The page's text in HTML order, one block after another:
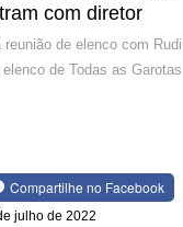
com diretor
reunião de elenco com
elenco de Todas as
Compartilhe no Facebook
julho de 2022